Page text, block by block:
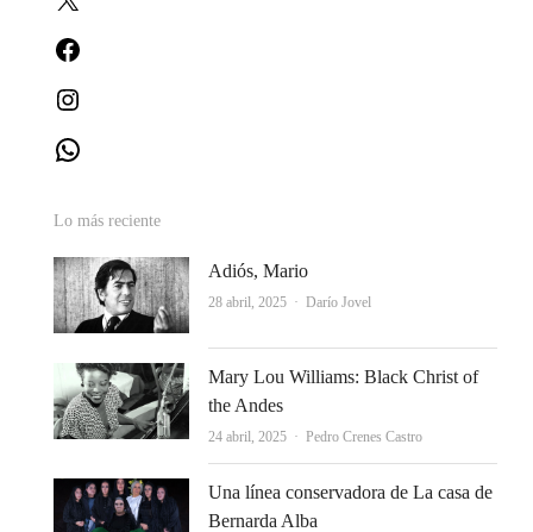
Lo más reciente
Adiós, Mario
28 abril, 2025 Autor
Darío Jovel
Mary Lou Williams: Black Christ of
the Andes
24 abril, 2025 Autor
Pedro Crenes Castro
Una línea conservadora de La casa de
Bernarda Alba